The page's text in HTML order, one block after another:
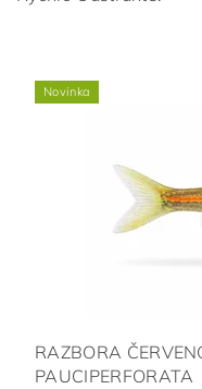
Novinka
RAZBORA
PAUCIPERFORATA